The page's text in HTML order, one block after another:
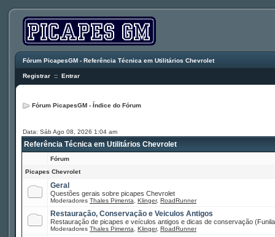
Fórum PicapesGM - Referência Técnica em Utilitários Chevrolet
Registrar :: Entrar
Fórum PicapesGM - Índice do Fórum
Data: Sáb Ago 08, 2026 1:04 am
Referência Técnica em Utilitários Chevrolet
Fórum
Picapes Chevrolet
Geral
Questões gerais sobre picapes Chevrolet
Moderadores Thales Pimenta Klinger, RoadRunner
Restauração, Conservação e Veiculos Antigos
Restauração de picapes e veículos antigos e dicas de conservação
Moderadores Thales Pimenta Klinger, RoadRunner